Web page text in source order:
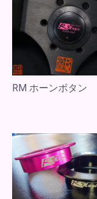
RM ホーンボタン